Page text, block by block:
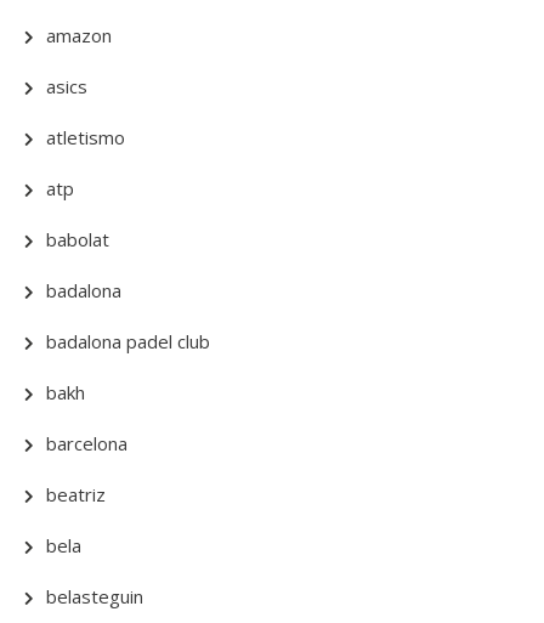
amazon
asics
atletismo
atp
babolat
badalona
badalona padel club
bakh
barcelona
beatriz
bela
belasteguin